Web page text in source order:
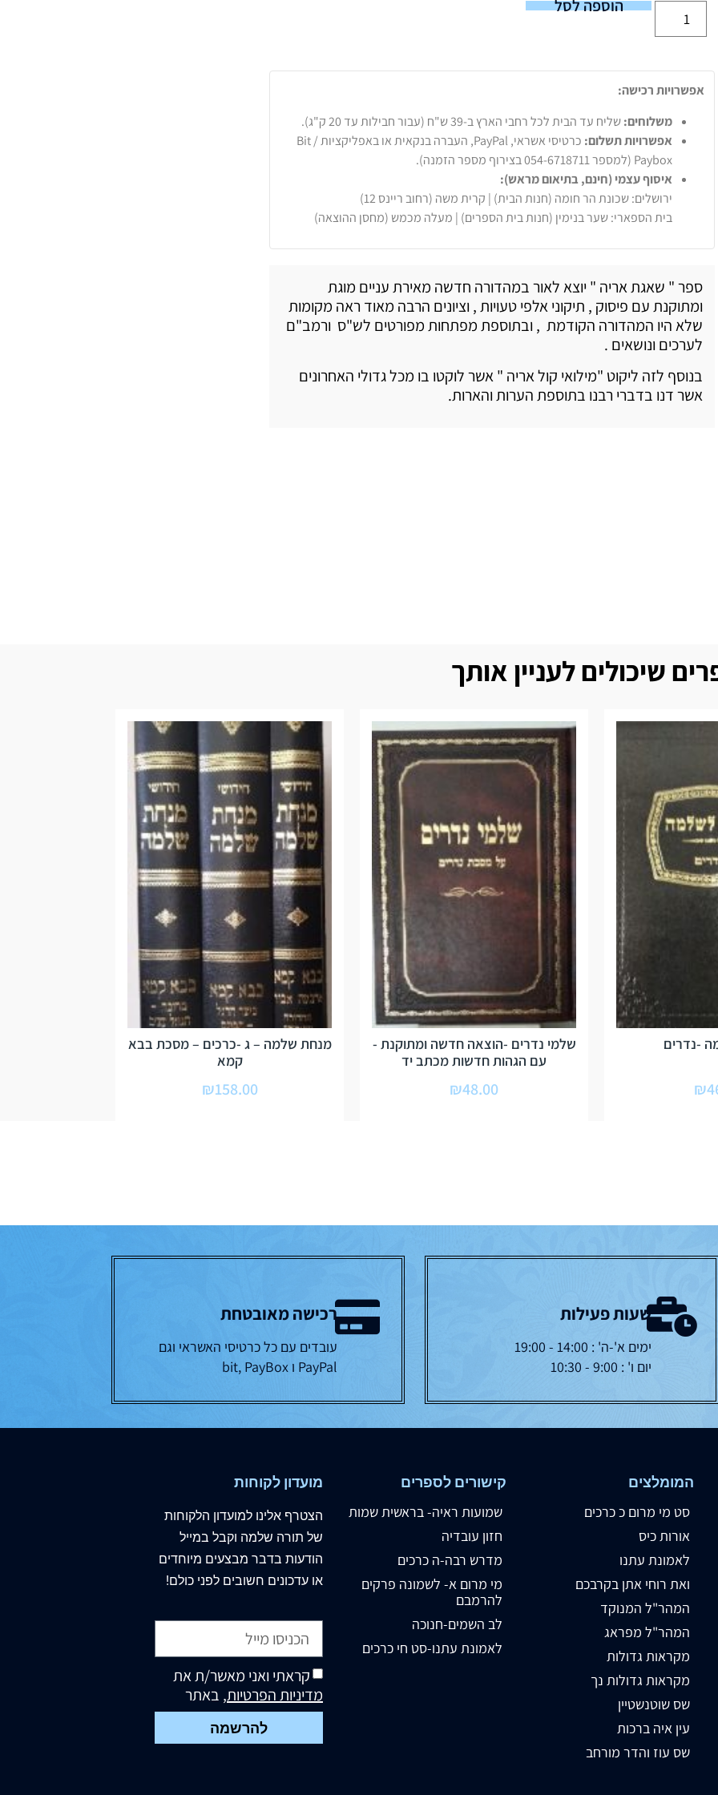
הוספה לסל
אפשרויות רכישה:
משלוחים:שליח עד הבית לכל רחבי הארץ ב-39 ש"ח (עבור חבילות עד 20 ק"ג).
אפשרויות תשלום:
כרטיסי אשראי, PayPal, העברה בנקאית או באפליקציות Bit /
Paybox (למספר 054-6718711 בצירוף מספר הזמנה).
איסוף עצמי (חינם, בתיאום מראש):
ירושלים: שכונת הר חומה (חנות הבית) | קרית משה (רחוב ריינס 12)
בית הספארי: שער בנימין (חנות בית הספרים) | מעלה מכמש (מחסן ההוצאה)
ספר " שאגת אריה " יוצא לאור במהדורה חדשה מאירת עניים מוגת
ומתוקנת עם פיסוק , תיקוני אלפי טעויות , וציונים הרבה מאוד ראה מקומות
שלא היו המהדורה הקודמת , ובתוספת מפתחות מפורטים לש"ס ורמב"ם
לערכים ונושאים .
בנוסף לזה ליקוט "מילואי קול אריה " אשר לוקטו בו מכל גדולי האחרונים
אשר דנו בדברי רבנו בתוספת הערות והארות.
שיכולים לעניין אותך
-נדרים
₪
שלמי נדרים -הוצאה חדשה ומתוקנת -
עם הגהות חדשות מכתב יד
₪48.00
מנחת שלמה – ג -כרכים – מסכת בבא
קמא
₪158.00
שעות פעילות
ימים א'-ה' : 14:00 - 19:00
יום ו' : 9:00 - 10:30
רכישה מאובטחת
עובדים עם כל כרטיסי האשראי וגם
PayPal ו bit, PayBox
המומלצים
סט מי מרום כ כרכים
אורות כיס
לאמונת עתנו
ואת רוחי אתן בקרבכם
המהר"ל המנוקד
המהר"ל מפראג
מקראות גדולות
מקראות גדולות נך
שס שוטנשטיין
עין איה ברכות
שס עוז והדר מורחב
קישורים לספרים
שמועות ראיה- בראשית שמות
חזון עובדיה
מדרש רבה-ה כרכים
מי מרום א- לשמונה פרקים
להרמבם
לב השמים-חנוכה
לאמונת עתנו-סט חי כרכים
מועדון לקוחות
הצטרף אלינו למועדון הלקוחות
של תורה שלמה וקבל במייל
הודעות בדבר מבצעים מיוחדים
או עדכונים חשובים לפני כולם!
קראתי ואני מאשר/ת את
מדיניות הפרטיות, באתר
להרשמה